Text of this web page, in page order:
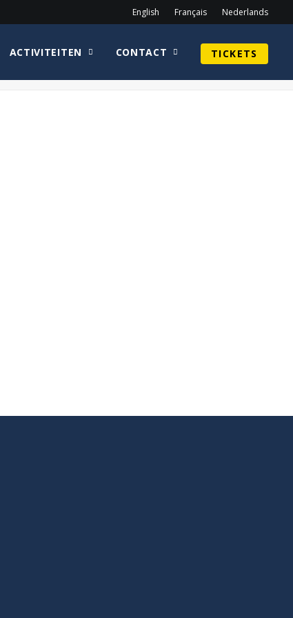
English Français Nederlands
ACTIVITEITEN CONTACT TICKETS
Home Archief Programma 2022 photo-sat